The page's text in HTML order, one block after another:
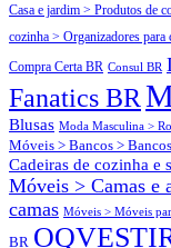
Casa e jardim > Produtos de
cozinha > Organizadores para
Compra Certa BR Consul BR
Fanatics BR
Blusas Moda Masculina >
Móveis > Bancos >
Cadeiras de cozinha e
Móveis > Camas e
camas Móveis > Móveis
BR